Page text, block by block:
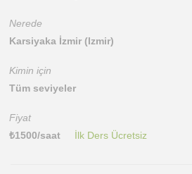
Nerede
Karsiyaka İzmir (Izmir)
Kimin için
Tüm seviyeler
Fiyat
₺1500/saat İlk Ders Ücretsiz